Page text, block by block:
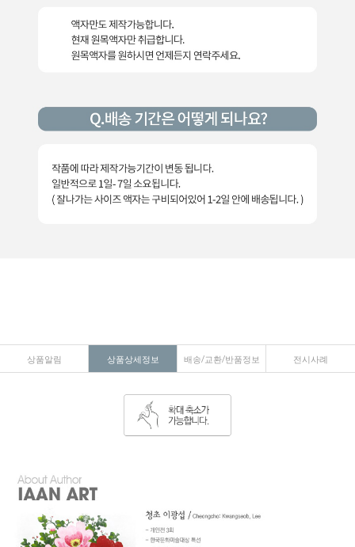
상품알림 상품상세정보 배송/교환/반품정보 전시사례